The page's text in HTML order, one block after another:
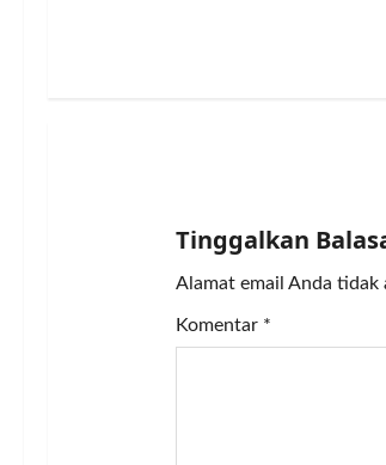
i
g
a
Tinggalkan
Alamat email Anda tidak
Komentar *